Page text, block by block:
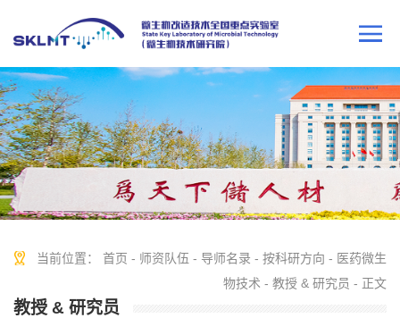
当前位置： 首页 - 师资队伍 - 导师名录 - 按科研方向 - 医药微生
物技术 - 教授 & 研究员 - 正文
教授 & 研究员